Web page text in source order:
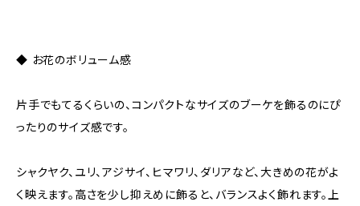
◆ お花のボリューム感
片手でもてるくらいの、コンパクトなサイズのブーケを飾るのにぴ
ったりのサイズ感です。
シャクヤク、ユリ、アジサイ、ヒマワリ、ダリアなど、大きめの花がよ
く映えます。高さを少し抑えめに飾ると、バランスよく飾れます。上